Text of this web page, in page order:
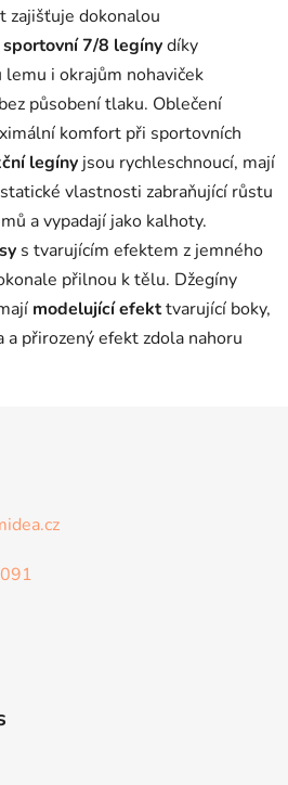
zajišťuje dokonalou
sportovní 7/8 legínydíky
i okrajům nohaviček
působení tlaku. Oblečení
komfort při sportovních
legíny jsou rychleschnoucí, mají
vlastnosti zabraňující růstu
a vypadají jako kalhoty.
s tvarujícím efektem z jemného
přilnou k tělu. Džegíny
modelující efekttvarující boky,
přirozený efekt zdola nahoru